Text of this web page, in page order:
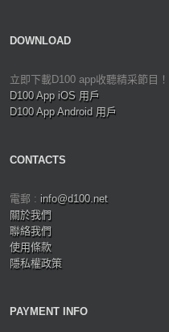
DOWNLOAD
立即下載D100 app收聽精采節目！
D100 App iOS 用戶
D100 App Android 用戶
CONTACTS
電郵 : info@d100.net
關於我們
聯絡我們
使用條款
隱私權政策
PAYMENT INFO